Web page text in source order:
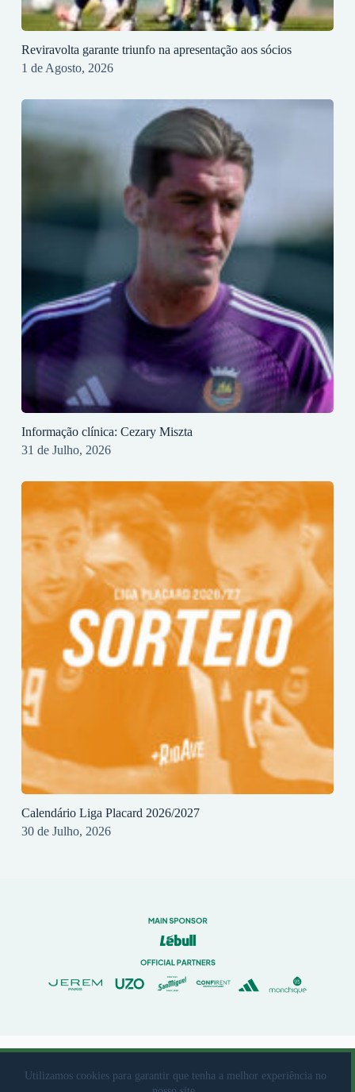
Utilizamos cookies para garantir que tenha a melhor experiência no
Reviravolta garante triunfo na apresentação aos sócios
1 de Agosto, 2026
Informação clínica: Cezary Miszta
31 de Julho, 2026
Calendário Liga Placard 2026/2027
30 de Julho, 2026
© 2023 Rio Ave Futebol Clube Desenvolvido porbrandit